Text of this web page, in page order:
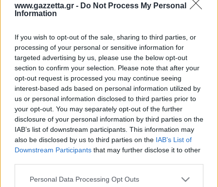
www.gazzetta.gr - Do Not Process My Personal
Information
If you wish to opt-out of the sale, sharing to third parties, or
processing of your personal or sensitive information for
targeted advertising by us, please use the below opt-out
section to confirm your selection. Please note that after your
opt-out request is processed you may continue seeing
interest-based ads based on personal information utilized by
us or personal information disclosed to third parties prior to
your opt-out. You may separately opt-out of the further
disclosure of your personal information by third parties on the
IAB’s list of downstream participants. This information may
also be disclosed by us to third parties on the IAB’s List of
Downstream Participants that may further disclose it to other
Please note that this website/app uses one or more Google
Personal Data Processing Opt Outs
Bundesliga
Εθνική Ελλάδος
Μουντιάλ 2026
Wyscout Analysis
Ευρώπη
Κόσμος
EuroCup
Basketaki
Eurobasket
CEV Cup
Challenge Cup
Κολύμβηση
Ιστιοπλοΐα
Κωπηλασία
Ξιφασκία
Σκοποβολή
Πάλη
Τάε κβον ντο
Τζούντο
Πινγκ - πονγκ
Τεχνολογία
Υγεία
Showbiz
Παναγιώτης Δαλαταριώφ
Αντώνης Καλκαβούρας
Αντώνης Καρπετόπουλος
Δημήτρης Κατσιώνης
Γιώργος Κούβαρης
Κώστας Νικολακόπουλος
Γιάννης Πάλλας
Νίκος Παπαδογιάννης
Γιώργος Σακελλαρίου
Γιάννης Σερέτης
Σταύρος Σουντουλίδης
Δημήτρης Τομαράς
GMotion WRC
ΑΘΛΗΤΙΚΕΣ ΜΕΤΑΔΟΣΕΙΣ
GWOMEN
ΑΘΛΗΤΙΚΗ ΗΧΩ
ΕΚΠΟΜΠΕΣ
GALACTICOS BY INTERWETTEN
GAZZ FLOOR BY NOVIBET
POLE POSITION BY ALLWYN
OLD SCHOOL
ΟΜΑΔΕΣ
ΑΕΚ
Ολυμπιακός
ΠΑΟΚ
PODCASTS
ΣΠΛΙΤ
GAZZETTA ACTS
Gazzetta For Her
Θέμα Ισότητας
GAZZETTA SPECIALS
Unique
Περιγραφή Στατιστικά
Ολοκληρώθηκε
Φεν
Μιλ
1
17
23
2
12
14
3
28
15
4
23
Μιλ
Ολοκληρωση κανονικης διαρκειας
Φεν
% Εντός Πεδιάς